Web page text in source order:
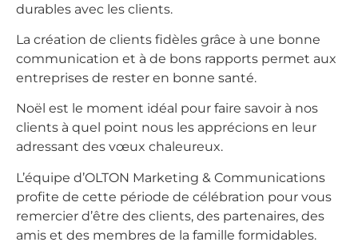
durables avec les clients.
La création de clients fidèles grâce à une bonne
communication et à de bons rapports permet aux
entreprises de rester en bonne santé.
Noël est le moment idéal pour faire savoir à nos
clients à quel point nous les apprécions en leur
adressant des vœux chaleureux.
L’équipe d’OLTON Marketing & Communications
profite de cette période de célébration pour vous
remercier d’être des clients, des partenaires, des
amis et des membres de la famille formidables.